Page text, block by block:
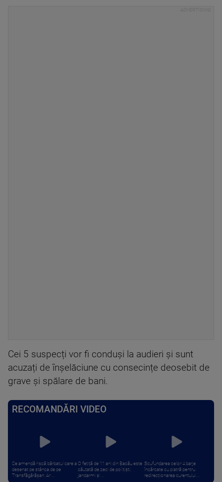
Cei 5 suspecți vor fi conduși la audieri și sunt
acuzați de înșelăciune cu consecințe deosebit de
grave și spălare de bani.
RECOMANDĂRI VIDEO
Ce amendă riscă bărbatul care a
desenat pe stânca de pe
Transfăgărășan. Ar ...
O fetiță de 11 ani din Bacău este
căutată de zeci de polițiști,
jandarmi și ...
Scufundarea celor 4 barje
încărcate cu piatră pentru
redirecționarea curentului ...